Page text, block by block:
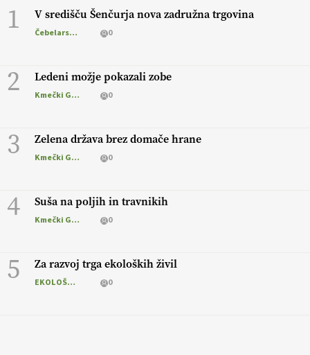
1 V središču Šenčurja nova zadružna trgovina
Čebelarstvo 0
2 Ledeni možje pokazali zobe
Kmečki Glas 0
3 Zelena država brez domače hrane
Kmečki Glas 0
4 Suša na poljih in travnikih
Kmečki Glas 0
5 Za razvoj trga ekoloških živil
EKOLOŠKO LOGIČNO 0